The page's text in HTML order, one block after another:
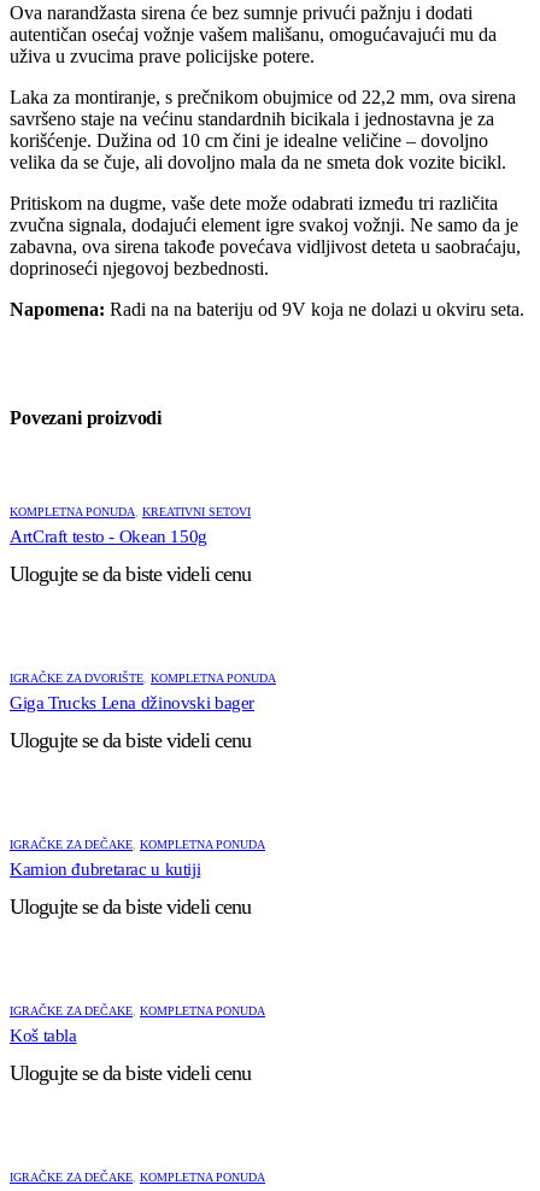
Ova narandžasta sirena će bez sumnje privući pažnju i dodati
autentičan osećaj vožnje vašem mališanu, omogućavajući mu da
uživa u zvucima prave policijske potere.
Laka za montiranje, s prečnikom obujmice od 22,2 mm, ova sirena
savršeno staje na većinu standardnih bicikala i jednostavna je za
korišćenje. Dužina od 10 cm čini je idealne veličine – dovoljno
velika da se čuje, ali dovoljno mala da ne smeta dok vozite bicikl.
Pritiskom na dugme, vaše dete može odabrati između tri različita
zvučna signala, dodajući element igre svakoj vožnji. Ne samo da je
zabavna, ova sirena takođe povećava vidljivost deteta u saobraćaju,
doprinoseći njegovoj bezbednosti.
Napomena: Radi na na bateriju od 9V koja ne dolazi u okviru seta.
Povezani proizvodi
KOMPLETNA PONUDA KREATIVNI SETOVI
ArtCraft testo - Okean 150g
Ulogujte se da biste videli cenu
IGRAČKE ZA DVORIŠTE KOMPLETNA PONUDA
Giga Trucks Lena džinovski bager
Ulogujte se da biste videli cenu
IGRAČKE ZA DEČAKE KOMPLETNA PONUDA
Kamion đubretarac u kutiji
Ulogujte se da biste videli cenu
IGRAČKE ZA DEČAKE KOMPLETNA PONUDA
Koš tabla
Ulogujte se da biste videli cenu
IGRAČKE ZA DEČAKE KOMPLETNA PONUDA